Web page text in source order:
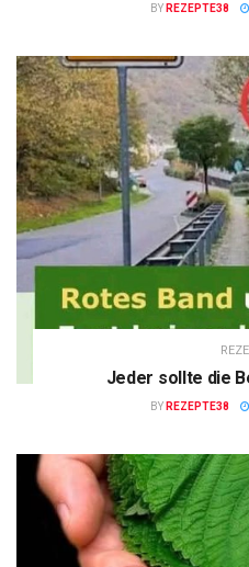
BY REZEPTE38
Jeder sollte die
BY REZEPTE38